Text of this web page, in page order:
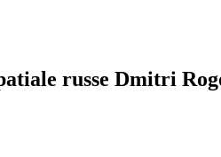
russe Dmitri